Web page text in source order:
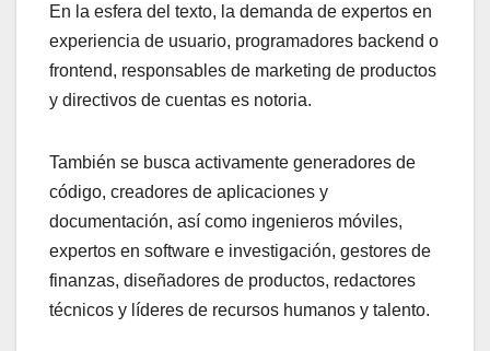
En la esfera del texto, la demanda de expertos en
experiencia de usuario, programadores backend o
frontend, responsables de marketing de productos
y directivos de cuentas es notoria.
También se busca activamente generadores de
código, creadores de aplicaciones y
documentación, así como ingenieros móviles,
expertos en software e investigación, gestores de
finanzas, diseñadores de productos, redactores
técnicos y líderes de recursos humanos y talento.